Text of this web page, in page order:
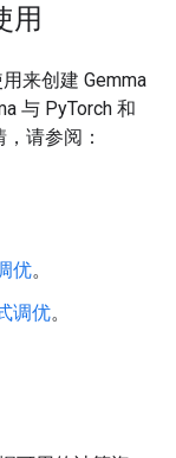
用
来创建 Gemma
与 PyTorch 和
请参阅：
优。
调优。